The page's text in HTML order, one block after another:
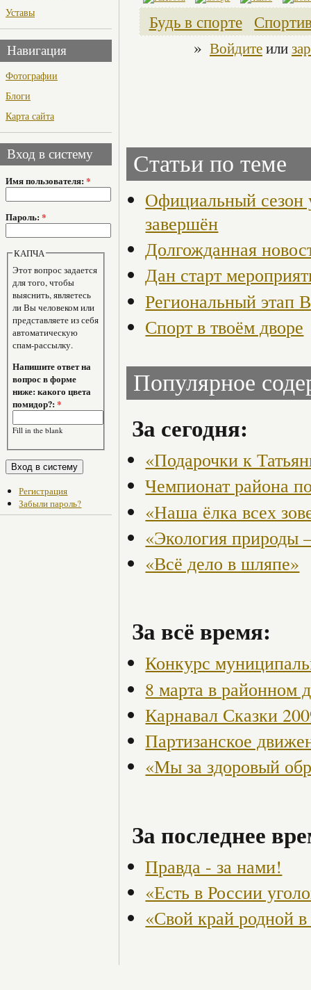
Уставы
Навигация
Фотографии
Блоги
Карта сайта
Вход в систему
Имя пользователя: *
Пароль: *
КАПЧА
Этот вопрос задается
для того, чтобы
выяснить, являетесь
ли Вы человеком или
представляете из себя
автоматическую
спам-рассылку.
Напишите ответ на
вопрос в форме
ниже: какого цвета
помидор?:*
Fill in the blank
Регистрация
Забыли пароль?
Будь в спорте
» Войдитеили
Статьи по теме
Официальный сезон
завершён
Долгожданная
Дан старт
Региональный этап
Спорт в твоём дворе
Популярное
За сегодня:
«Подарочки к
Чемпионат района
«Наша ёлка всех
«Экология природы
«Всё дело в шляпе»
За всё время:
Конкурс
8 марта в районном
Карнавал Сказки
Партизанское
«Мы за здоровый
За последнее
Правда - за нами!
«Есть в России
«Свой край родной